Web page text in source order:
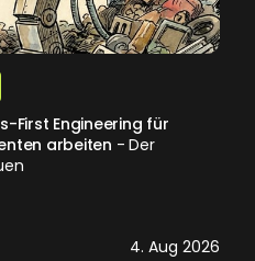
First Engineering für
arbeiten - Der
4. Aug 2026